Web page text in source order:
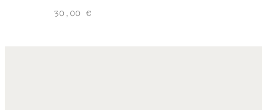
30,00€